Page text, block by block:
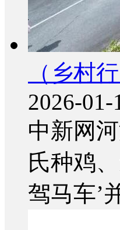
（乡村
2026-01-
中新网
氏种鸡
驾马车’